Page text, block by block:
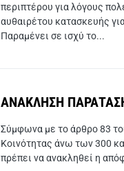
περιπτέρου για λόγους
αυθαιρέτου κατασκευής
Παραμένει σε ισχύ το...
ΑΝΑΚΛΗΣΗ
Σύμφωνα με το άρθρο 83
Κοινότητας άνω των 300
πρέπει να ανακληθεί η